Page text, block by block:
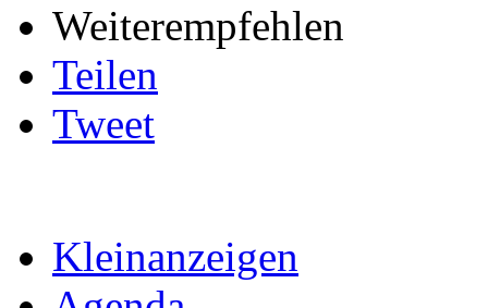
Weiterempfehlen
Teilen
Tweet
Kleinanzeigen